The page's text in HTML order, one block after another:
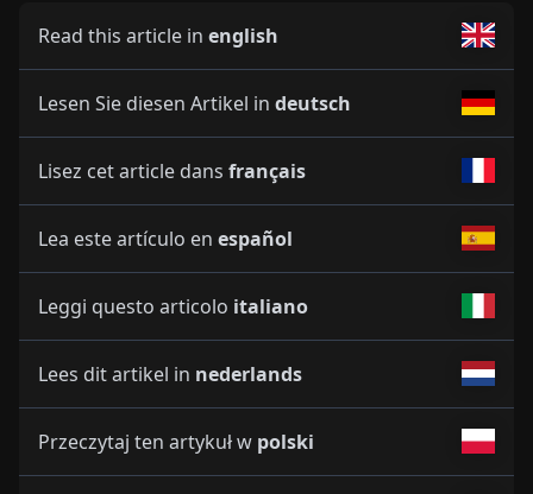
Read this article in english
Lesen Sie diesen Artikel in deutsch
Lisez cet article dans français
Lea este artículo en español
Leggi questo articolo italiano
Lees dit artikel in nederlands
Przeczytaj ten artykuł w polski